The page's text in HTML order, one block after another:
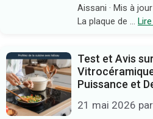
Aissani · Mis à
La plaque de …
Test et Avis
Puissance et
21 mai 2026 par